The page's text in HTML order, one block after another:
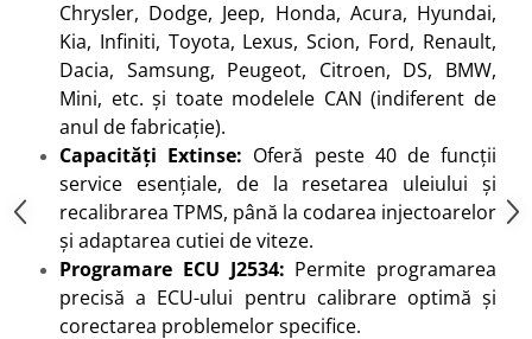
Chrysler, Dodge, Jeep, Honda, Acura, Hyundai,
Kia, Infiniti, Toyota, Lexus, Scion, Ford, Renault,
Dacia, Samsung, Peugeot, Citroen, DS, BMW,
Mini, etc. și toate modelele CAN (indiferent de
anul de fabricație).
Capacități Extinse: Oferă peste 40 de funcții
service esențiale, de la resetarea uleiului și
recalibrarea TPMS, până la codarea injectoarelor
și adaptarea cutiei de viteze.
Programare ECU J2534: Permite programarea
precisă a ECU-ului pentru calibrare optimă și
corectarea problemelor specifice.